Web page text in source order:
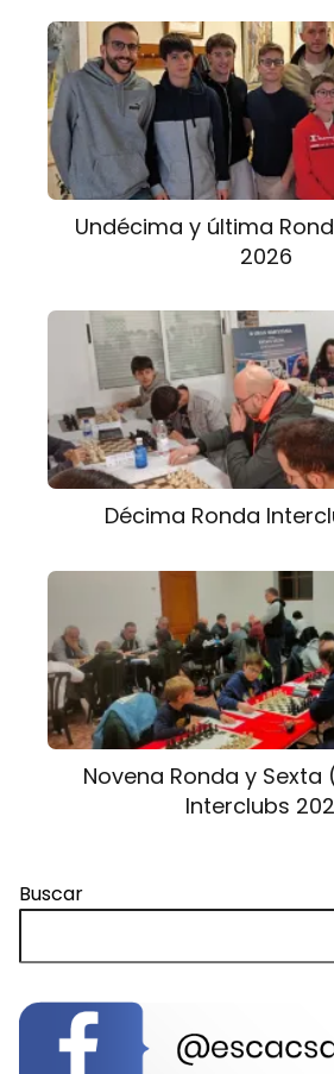
Undécima y última
2026
Décima Ronda
Novena Ronda y
Interclubs
Buscar